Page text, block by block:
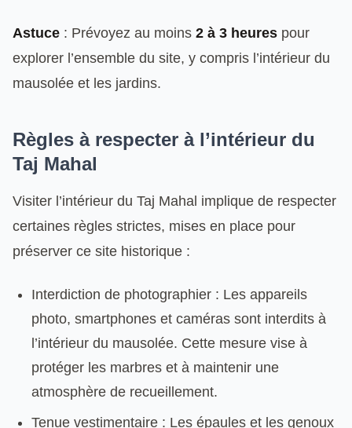
Astuce : Prévoyez au moins 2 à 3 heures pour
explorer l’ensemble du site, y compris l’intérieur du
mausolée et les jardins.
Règles à respecter à l’intérieur du
Taj Mahal
Visiter l’intérieur du Taj Mahal implique de respecter
certaines règles strictes, mises en place pour
préserver ce site historique :
Interdiction de photographier : Les appareils
photo, smartphones et caméras sont interdits à
l’intérieur du mausolée. Cette mesure vise à
protéger les marbres et à maintenir une
atmosphère de recueillement.
Tenue vestimentaire : Les épaules et les genoux